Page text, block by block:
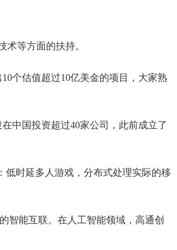
等方面的扶持。
个估值超过10亿美金的项目，大家熟
中国投资超过40家公司，此前成立了
低时延多人游戏，分布式处理实际的移
智能互联。在人工智能领域，高通创